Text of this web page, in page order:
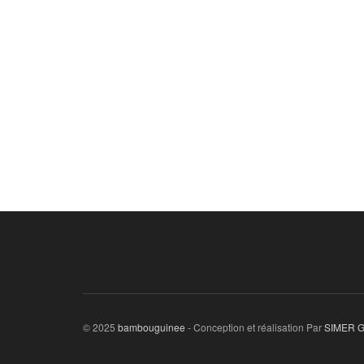
© 2025 bambouguinee - Conception et réalisation ParSIMER